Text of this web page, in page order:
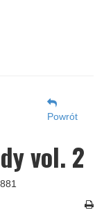
Powrót
vol. 2